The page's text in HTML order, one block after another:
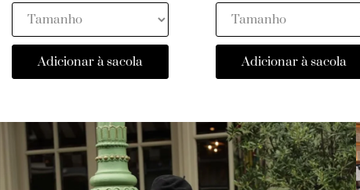
Adicionar à sacola Adicionar à sacola